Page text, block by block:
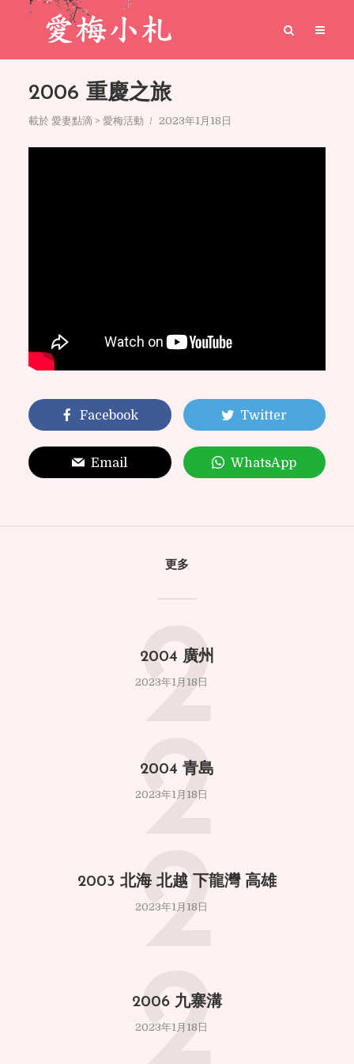
2006 重慶之旅
載於 愛妻點滴 > 愛梅活動 2023年1月18日
Facebook Twitter
Email WhatsApp
更多
2004 廣州
2023年1月18日
2
2004 青島
2023年1月18日
2
2003 北海 北越 下龍灣 高雄
2023年1月18日
2
2006 九寨溝
2023年1月18日
2